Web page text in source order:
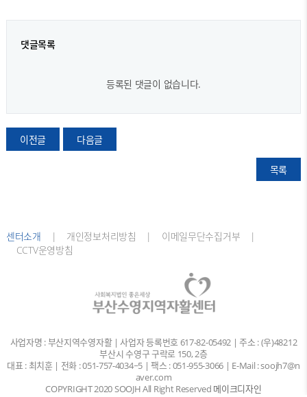
댓글목록
등록된 댓글이 없습니다.
이전글 다음글
목록
센터소개 | 개인정보처리방침 |
이메일무단수집거부 |
CCTV운영방침
사업자명 : 부산지역수영자활 | 사업자 등록번호 617-82-05492 | 주소 : (우)48212
부산시 수영구 구락로 150, 2층
대표 : 최치훈 | 전화 : 051-757-4034~5 | 팩스 : 051-955-3066 | E-Mail : soojh7@n
aver.com
COPYRIGHT 2020 SOOJH All Right Reserved 메이크디자인